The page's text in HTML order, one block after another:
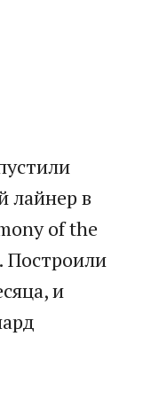
лайнер в
of the
Построили
и